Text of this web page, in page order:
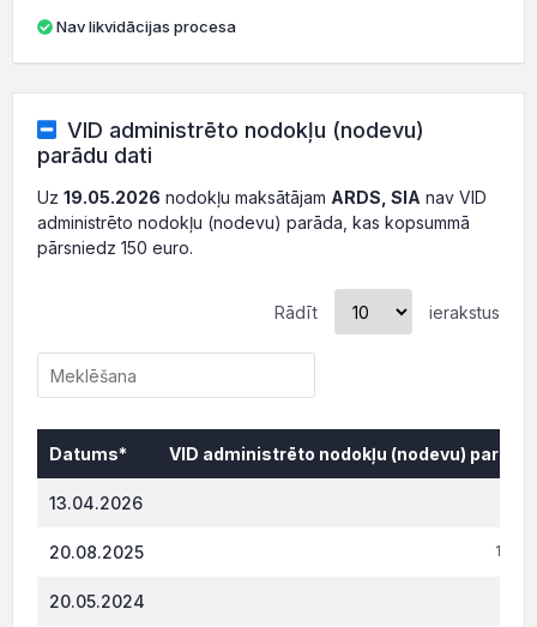
Nav likvidācijas procesa
VID administrēto nodokļu (nodevu)
parādu dati
Uz 19.05.2026 nodokļu maksātājam ARDS, SIA nav VID
administrēto nodokļu (nodevu) parāda, kas kopsummā
pārsniedz 150 euro.
Rādīt ierakstus
Datums*
VID administrēto nodokļu (nodevu)
13.04.2026
20.08.2025 1
20.05.2024